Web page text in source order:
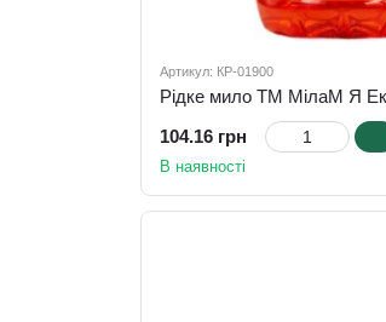
Артикул: КР-01900
104.16 грн
В наявності